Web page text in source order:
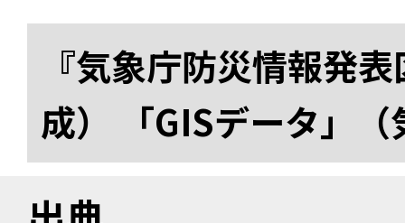
『気象庁防災情報発
成） 「GISデータ」